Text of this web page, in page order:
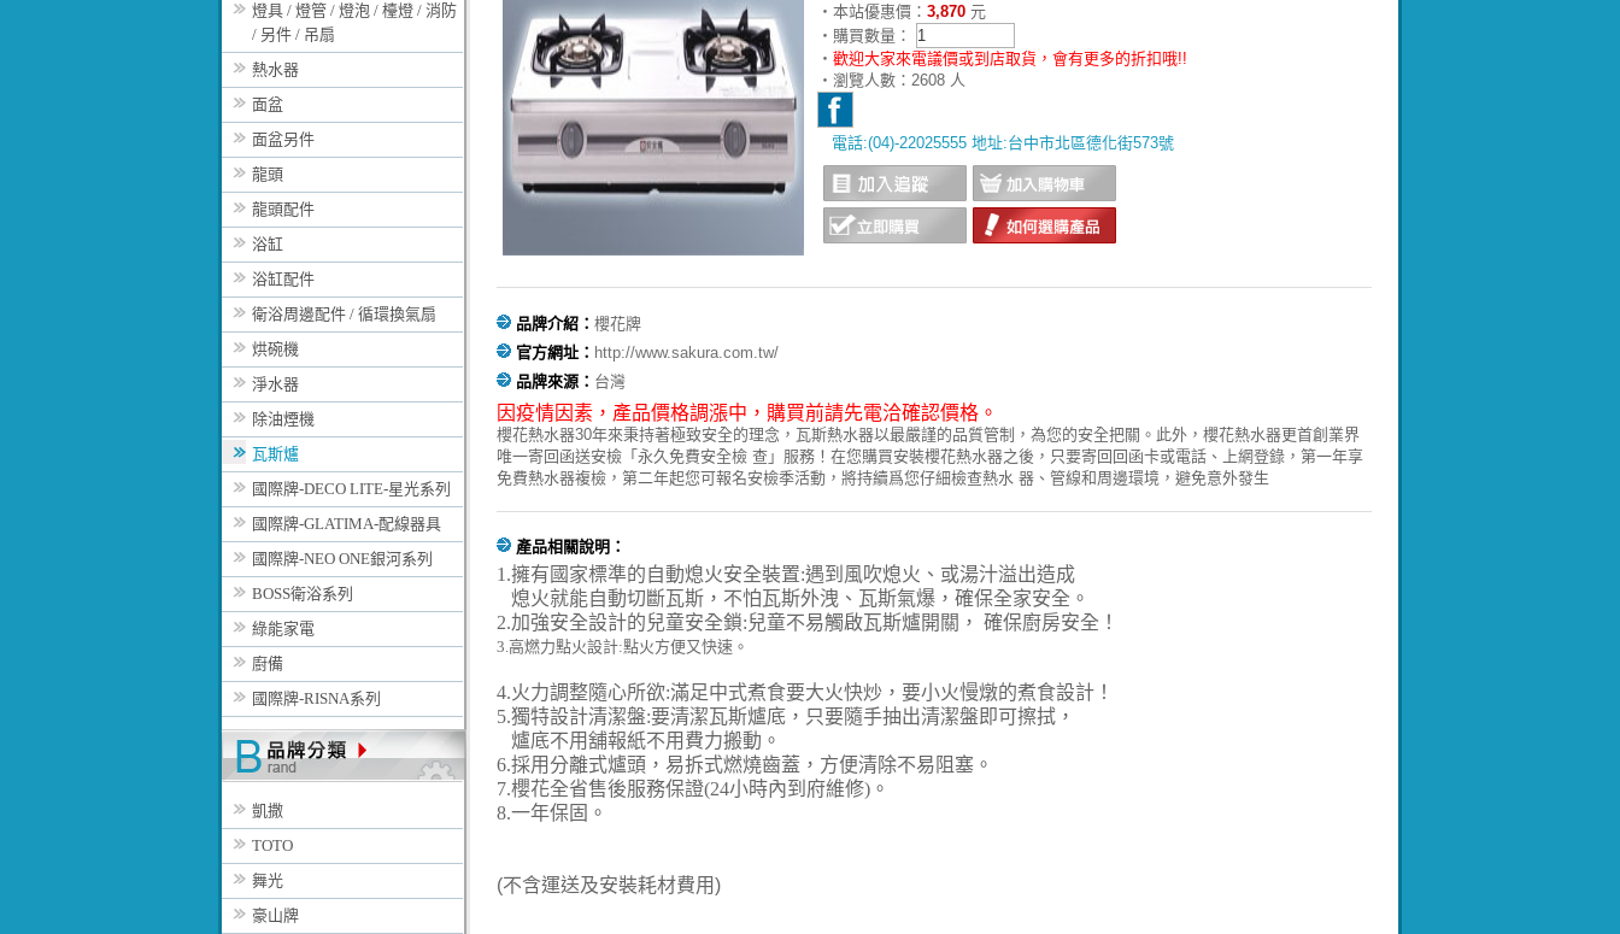
燈具 / 燈管 / 燈泡 / 檯燈 / 消防
/ 另件 / 吊扇
熱水器
面盆
面盆另件
龍頭
龍頭配件
浴缸
浴缸配件
衛浴周邊配件 / 循環換氣扇
烘碗機
淨水器
除油煙機
瓦斯爐
國際牌-DECO LITE-星光系列
國際牌-GLATIMA-配線器具
國際牌-NEO ONE銀河系列
BOSS衛浴系列
綠能家電
廚備
國際牌-RISNA系列
凱撒
TOTO
舞光
豪山牌
‧本站優惠價： 3,870 元
‧購買數量：
‧ 歡迎大家來電議價或到店取貨，會有更多的折扣哦!!
‧瀏覽人數：2608 人
電話:(04)-22025555 地址:台中市北區德化街573號
品牌介紹： 櫻花牌
官方網址： http://www.sakura.com.tw/
品牌來源： 台灣
因疫情因素， 產品價格調漲中，購買前請先電洽確認價格。
櫻花熱水器30年來秉持著極致安全的理念，瓦斯熱水器以最嚴謹的品質管制，為您的安全把關。此外，櫻花熱水器更首創業界
唯一寄回函送安檢「永久免費安全檢 查」服務！在您購買安裝櫻花熱水器之後，只要寄回回函卡或電話、上網登錄，第一年享
免費熱水器複檢，第二年起您可報名安檢季活動，將持續爲您仔細檢查熱水 器、管線和周邊環境，避免意外發生
產品相關說明：
1.擁有國家標準的自動熄火安全裝置:遇到風吹熄火、或湯汁溢出造成
熄火就能自動切斷瓦斯，不怕瓦斯外洩、瓦斯氣爆，確保全家安全。
2.加強安全設計的兒童安全鎖:兒童不易觸啟瓦斯爐開關， 確保廚房安全！
3.高燃力點火設計:點火方便又快速。
4.火力調整隨心所欲:滿足中式煮食要大火快炒，要小火慢燉的煮食設計！
5.獨特設計清潔盤:要清潔瓦斯爐底 ， 只要隨手抽出清潔盤即可擦拭，
爐底不用舖報紙不用費力搬動 。
6.採用分離式爐頭 ， 易拆式燃燒齒蓋 ， 方便清除不易阻塞。
7.櫻花全省售後服務保證(24小時內到府維修)。
8.一年保固。
(不含運送及安裝耗材費用)